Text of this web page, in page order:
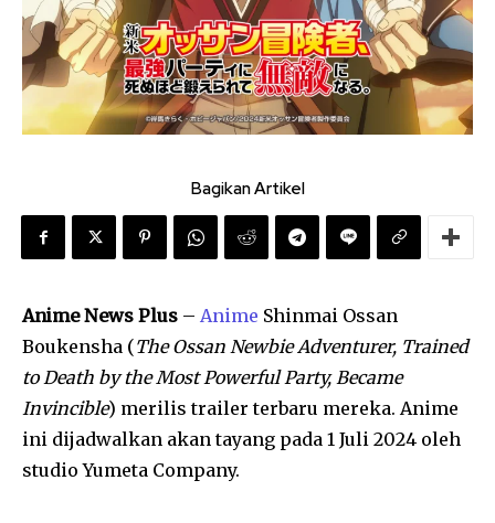
Bagikan Artikel
Anime News Plus – Anime Shinmai Ossan
Boukensha (The Ossan Newbie Adventurer, Trained
to Death by the Most Powerful Party, Became
Invincible) merilis trailer terbaru mereka. Anime
ini dijadwalkan akan tayang pada 1 Juli 2024 oleh
studio Yumeta Company.